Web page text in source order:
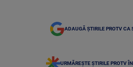
ADAUGĂ ȘTIRILE PROTV CA
URMĂREȘTE ȘTIRILE PROTV